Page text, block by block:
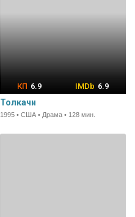
6.9 6.9
Толкачи
1995 • США • Драма • 128 мин.